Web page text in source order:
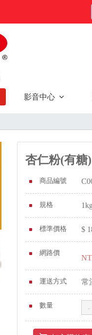
影音中心
杏仁粉(有糖)
商品編號
規格 1kg
標準價格 $
網路價
運送方式 常
數量